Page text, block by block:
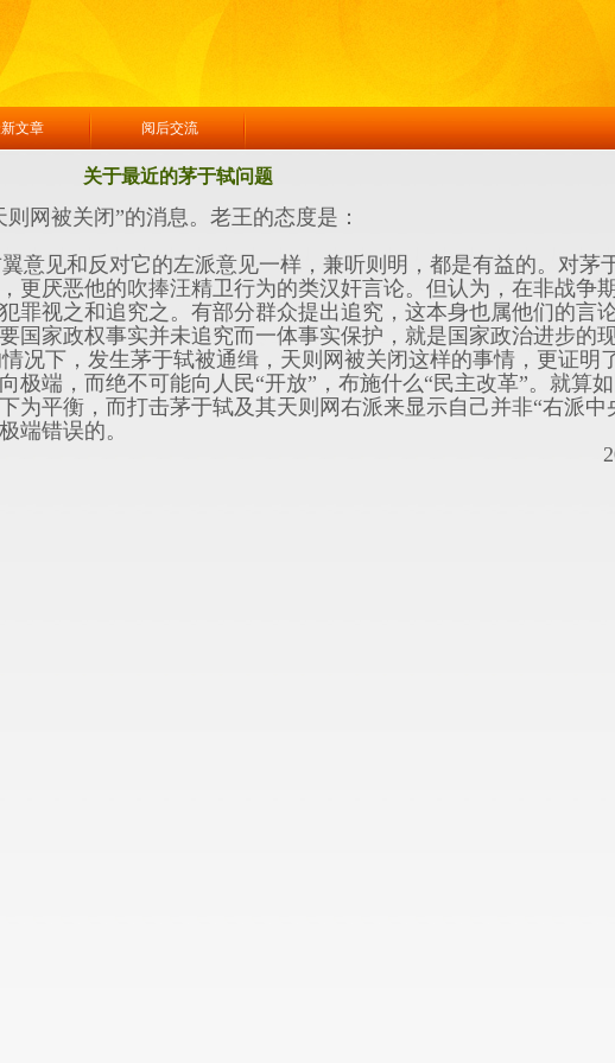
文章 阅后交流
关于最近的茅于轼问题
网被关闭”的消息。老王的态度是：
见和反对它的左派意见一样，兼听则明，都是有益的。对茅
更厌恶他的吹捧汪精卫行为的类汉奸言论。但认为，在非战争
罪视之和追究之。有部分群众提出追究，这本身也属他们的言
国家政权事实并未追究而一体事实保护，就是国家政治进步的现
下，发生茅于轼被通缉，天则网被关闭这样的事情，更证明
极端，而绝不可能向人民“开放”，布施什么“民主改革”。就算
为平衡，而打击茅于轼及其天则网右派来显示自己并非“右派中
端错误的。